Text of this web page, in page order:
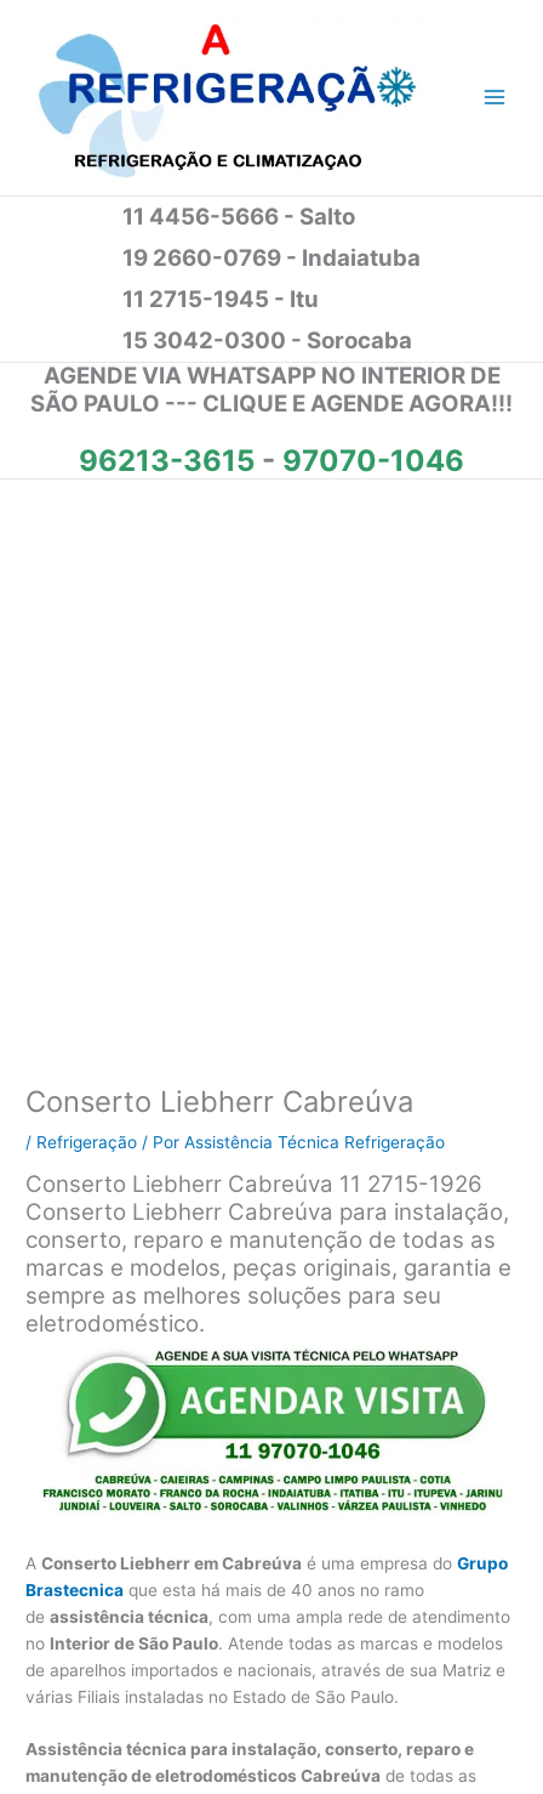
conteúdo
11 4456-5666 - Salto
19 2660-0769 - Indaiatuba
11 2715-1945 - Itu
15 3042-0300 - Sorocaba
AGENDE VIA WHATSAPP NO INTERIOR DE
SÃO PAULO --- CLIQUE E AGENDE AGORA!!!
96213-3615 - 97070-1046
Conserto Liebherr Cabreúva
/ Refrigeração / PorAssistência Técnica Refrigeração
Conserto Liebherr Cabreúva 11 2715-1926
Conserto Liebherr Cabreúva para instalação,
conserto, reparo e manutenção de todas as
marcas e modelos, peças originais, garantia e
sempre as melhores soluções para seu
eletrodoméstico.
AConserto Liebherr em Cabreúva é uma empresa doGrupo
Brastecnica que esta há mais de 40 anos no ramo
deassistência técnica, com uma ampla rede de atendimento
no Interior de São Paulo. Atende todas as marcas e modelos
de aparelhos importados e nacionais, através de sua Matriz e
várias Filiais instaladas no Estado de São Paulo.
Assistência técnica para instalação, conserto, reparo e
manutenção de eletrodomésticos Cabreúva de todas as